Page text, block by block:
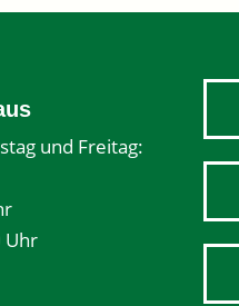
und Freitag:
Uhr